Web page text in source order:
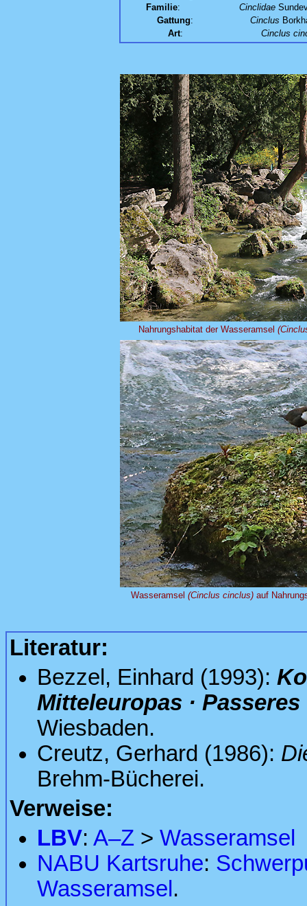
Familie: Cinclidae
Gattung: Cinclus
Art: Cinclus
Nahrungshabitat der Wasseramsel
Wasseramsel (Cinclus cinclus)auf
Literatur:
Bezzel, Einhard (1993):
Mitteleuropas · Passeres
Wiesbaden.
Creutz, Gerhard (1986):
Brehm-Bücherei.
Verweise:
LBV: A–Z > Wasseramsel
NABU Kartsruhe:
Wasseramsel.